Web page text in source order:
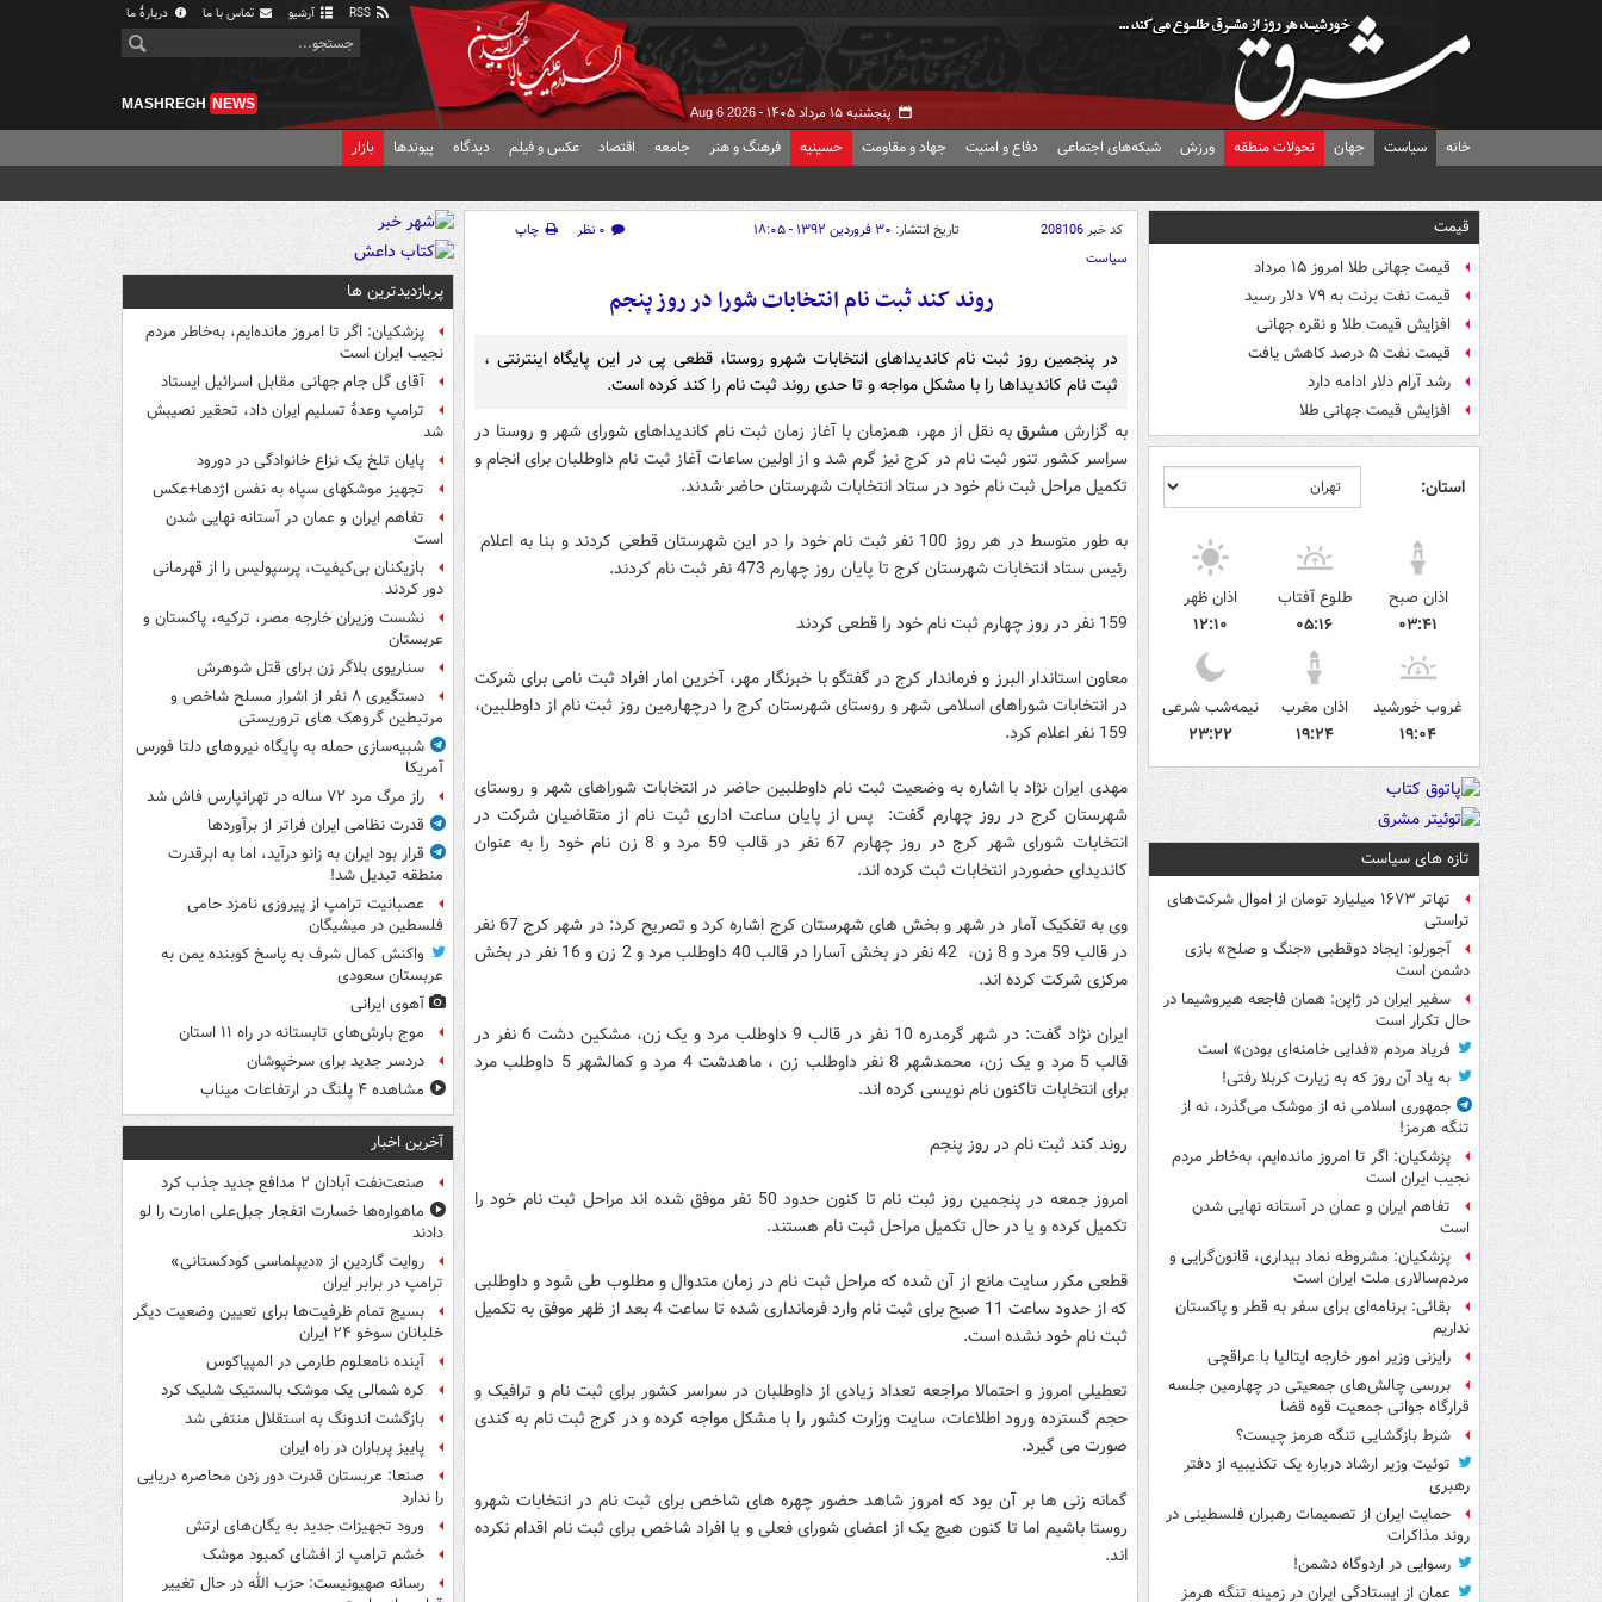
آرشیو تماس با ما دربارهٔ ما
پنجشنبه ۱۵ مرداد ۱۴۰۵ - Aug 6 2026
MASHREGH NEWS
خانه سیاست جهان تحولات منطقه ورزش شبکه‌های اجتماعی دفاع و امنیت جهاد و مقاومت حسینیه فرهنگ و هنر جامعه اقتصاد عکس و فیلم دیدگاه پیوندها بازار
قیمت
قیمت جهانی طلا امروز ۱۵ مرداد
قیمت نفت برنت به ۷۹ دلار رسید
افزایش قیمت طلا و نقره جهانی
قیمت نفت ۵ درصد کاهش یافت
رشد آرام دلار ادامه دارد
افزایش قیمت جهانی طلا
استان:
اذان صبح
۰۳:۴۱
طلوع آفتاب
۰۵:۱۶
اذان ظهر
۱۲:۱۰
غروب خورشید
۱۹:۰۴
اذان مغرب
۱۹:۲۴
نیمه‌شب شرعی
۲۳:۲۲
تازه های سیاست
تهاتر ۱۶۷۳ میلیارد تومان از اموال شرکت‌های
تراستی
آجورلو: ایجاد دوقطبی «جنگ و صلح‌» بازی
دشمن است
سفیر ایران در ژاپن: همان فاجعه هیروشیما در
حال تکرار است
فریاد مردم «فدایی خامنه‌ای بودن» است
به یاد آن روز که به زیارت کربلا رفتی!
جمهوری اسلامی نه از موشک می‌گذرد، نه از
تنگه هرمز!
پزشکیان: اگر تا امروز مانده‌ایم، به‌خاطر مردم
نجیب ایران است
تفاهم ایران و عمان در آستانه نهایی شدن
است
پزشکیان: مشروطه نماد بیداری، قانون‌گرایی و
مردم‌سالاری ملت ایران است
بقائی: برنامه‌ای برای سفر به قطر و پاکستان
نداریم
رایزنی وزیر امور خارجه ایتالیا با عراقچی
بررسی چالش‌های جمعیتی در چهارمین جلسه
قرارگاه جوانی جمعیت قوه قضا
شرط بازگشایی تنگه هرمز چیست؟
توئیت وزیر ارشاد درباره یک تکذیبیه از دفتر
رهبری
حمایت ایران از تصمیمات رهبران فلسطینی در
روند مذاکرات
رسوایی در اردوگاه دشمن!
عمان از ایستادگی ایران در زمینه تنگه هرمز
کد خبر208106 تاریخ انتشار: ۳۰ فروردین ۱۳۹۲ - ۱۸:۰۵ ۰ نظر
چاپ
سیاست
روند کند ثبت نام انتخابات شورا در روز پنجم
در پنجمین روز ثبت نام کاندیداهای انتخابات شهرو روستا، قطعی پی در این پایگاه اینترنتی ،
ثبت نام کاندیداها را با مشکل مواجه و تا حدی روند ثبت نام را کند کرده است.
به گزارش مشرقبه نقل از مهر، همزمان با آغاز زمان ثبت نام کاندیداهای شورای شهر و روستا در
سراسر کشور تنور ثبت نام در کرج نیز گرم شد و از اولین ساعات آغاز ثبت نام داوطلبان برای انجام و
تکمیل مراحل ثبت نام خود در ستاد انتخابات شهرستان حاضر شدند.
به طور متوسط در هر روز 100 نفر ثبت نام خود را در این شهرستان قطعی کردند و بنا به اعلام
رئیس ستاد انتخابات شهرستان کرج تا پایان روز چهارم 473 نفر ثبت نام کردند.
159 نفر در روز چهارم ثبت نام خود را قطعی کردند
معاون استاندار البرز و فرماندار کرج در گفتگو با خبرنگار مهر، آخرین امار افراد ثبت نامی برای شرکت
در انتخابات شوراهای اسلامی شهر و روستای شهرستان کرج را درچهارمین روز ثبت نام از داوطلبین،
159 نفر اعلام کرد.
مهدی ایران نژاد با اشاره به وضعیت ثبت نام داوطلبین حاضر در انتخابات شوراهای شهر و روستای
شهرستان کرج در روز چهارم گفت: پس از پایان ساعت اداری ثبت نام از متقاضیان شرکت در
انتخابات شورای شهر کرج در روز چهارم 67 نفر در قالب 59 مرد و 8 زن نام خود را به عنوان
کاندیدای حضوردر انتخابات ثبت کرده اند.
وی به تفکیک آمار در شهر و بخش های شهرستان کرج اشاره کرد و تصریح کرد: در شهر کرج 67 نفر
در قالب 59 مرد و 8 زن، 42 نفر در بخش آسارا در قالب 40 داوطلب مرد و 2 زن و 16 نفر در بخش
مرکزی شرکت کرده اند.
ایران نژاد گفت: در شهر گرمدره 10 نفر در قالب 9 داوطلب مرد و یک زن، مشکین دشت 6 نفر در
قالب 5 مرد و یک زن، محمدشهر 8 نفر داوطلب زن ، ماهدشت 4 مرد و کمالشهر 5 داوطلب مرد
برای انتخابات تاکنون نام نویسی کرده اند.
روند کند ثبت نام در روز پنجم
امروز جمعه در پنجمین روز ثبت نام تا کنون حدود 50 نفر موفق شده اند مراحل ثبت نام خود را
تکمیل کرده و یا در حال تکمیل مراحل ثبت نام هستند.
قطعی مکرر سایت مانع از آن شده که مراحل ثبت نام در زمان متدوال و مطلوب طی شود و داوطلبی
که از حدود ساعت 11 صبح برای ثبت نام وارد فرمانداری شده تا ساعت 4 بعد از ظهر موفق به تکمیل
ثبت نام خود نشده است.
تعطیلی امروز و احتمالا مراجعه تعداد زیادی از داوطلبان در سراسر کشور برای ثبت نام و ترافیک و
حجم گسترده ورود اطلاعات، سایت وزارت کشور را با مشکل مواجه کرده و در کرج ثبت نام به کندی
صورت می گیرد.
گمانه زنی ها بر آن بود که امروز شاهد حضور چهره های شاخص برای ثبت نام در انتخابات شهرو
روستا باشیم اما تا کنون هیچ یک از اعضای شورای فعلی و یا افراد شاخص برای ثبت نام اقدام نکرده
اند.
پربازدیدترین ها
پزشکیان: اگر تا امروز مانده‌ایم، به‌خاطر مردم
نجیب ایران است
آقای گل جام جهانی مقابل اسرائیل ایستاد
ترامپ وعدۀ تسلیم ایران داد، تحقیر نصیبش
شد
پایان تلخ یک نزاع خانوادگی در دورود
تجهیز موشکهای سپاه به نفس اژدها+عکس
تفاهم ایران و عمان در آستانه نهایی شدن
است
بازیکنان بی‌کیفیت، پرسپولیس را از قهرمانی
دور کردند
نشست وزیران خارجه مصر، ترکیه، پاکستان و
عربستان
سناریوی بلاگر زن برای قتل شوهرش
دستگیری ۸ نفر از اشرار مسلح شاخص و
مرتبطین گروهک های تروریستی
شبیه‌سازی حمله به پایگاه نیروهای دلتا فورس
آمریکا
راز مرگ مرد ۷۲ ساله در تهرانپارس فاش شد
قدرت نظامی ایران فراتر از برآوردها
قرار بود ایران به زانو درآید، اما به ابرقدرت
منطقه تبدیل شد!
عصبانیت ترامپ از پیروزی نامزد حامی
فلسطین در میشیگان
واکنش کمال شرف به پاسخ کوبنده یمن به
عربستان سعودی
آهوی ایرانی
موج بارش‌های تابستانه در راه ۱۱ استان
دردسر جدید برای سرخپوشان
مشاهده ۴ پلنگ در ارتفاعات میناب
آخرین اخبار
صنعت‌نفت آبادان ۲ مدافع جدید جذب کرد
ماهواره‌ها خسارت انفجار جبل‌علی امارت را لو
دادند
روایت گاردین از «دیپلماسی کودکستانی»
ترامپ در برابر ایران
بسیج تمام ظرفیت‌ها برای تعیین وضعیت دیگر
خلبانان سوخو ۲۴ ایران
آینده نامعلوم طارمی در المپیاکوس
کره شمالی یک موشک بالستیک شلیک کرد
بازگشت اندونگ به استقلال منتفی شد
پاییز پرباران در راه ایران
صنعا: عربستان قدرت دور زدن محاصره دریایی
را ندارد
ورود تجهیزات جدید به یگان‌های ارتش
خشم ترامپ از افشای کمبود موشک
رسانه صهیونیست: حزب الله در حال تغییر